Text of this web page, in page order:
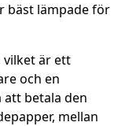
bäst lämpade för
vilket är ett
och en
att betala den
mellan